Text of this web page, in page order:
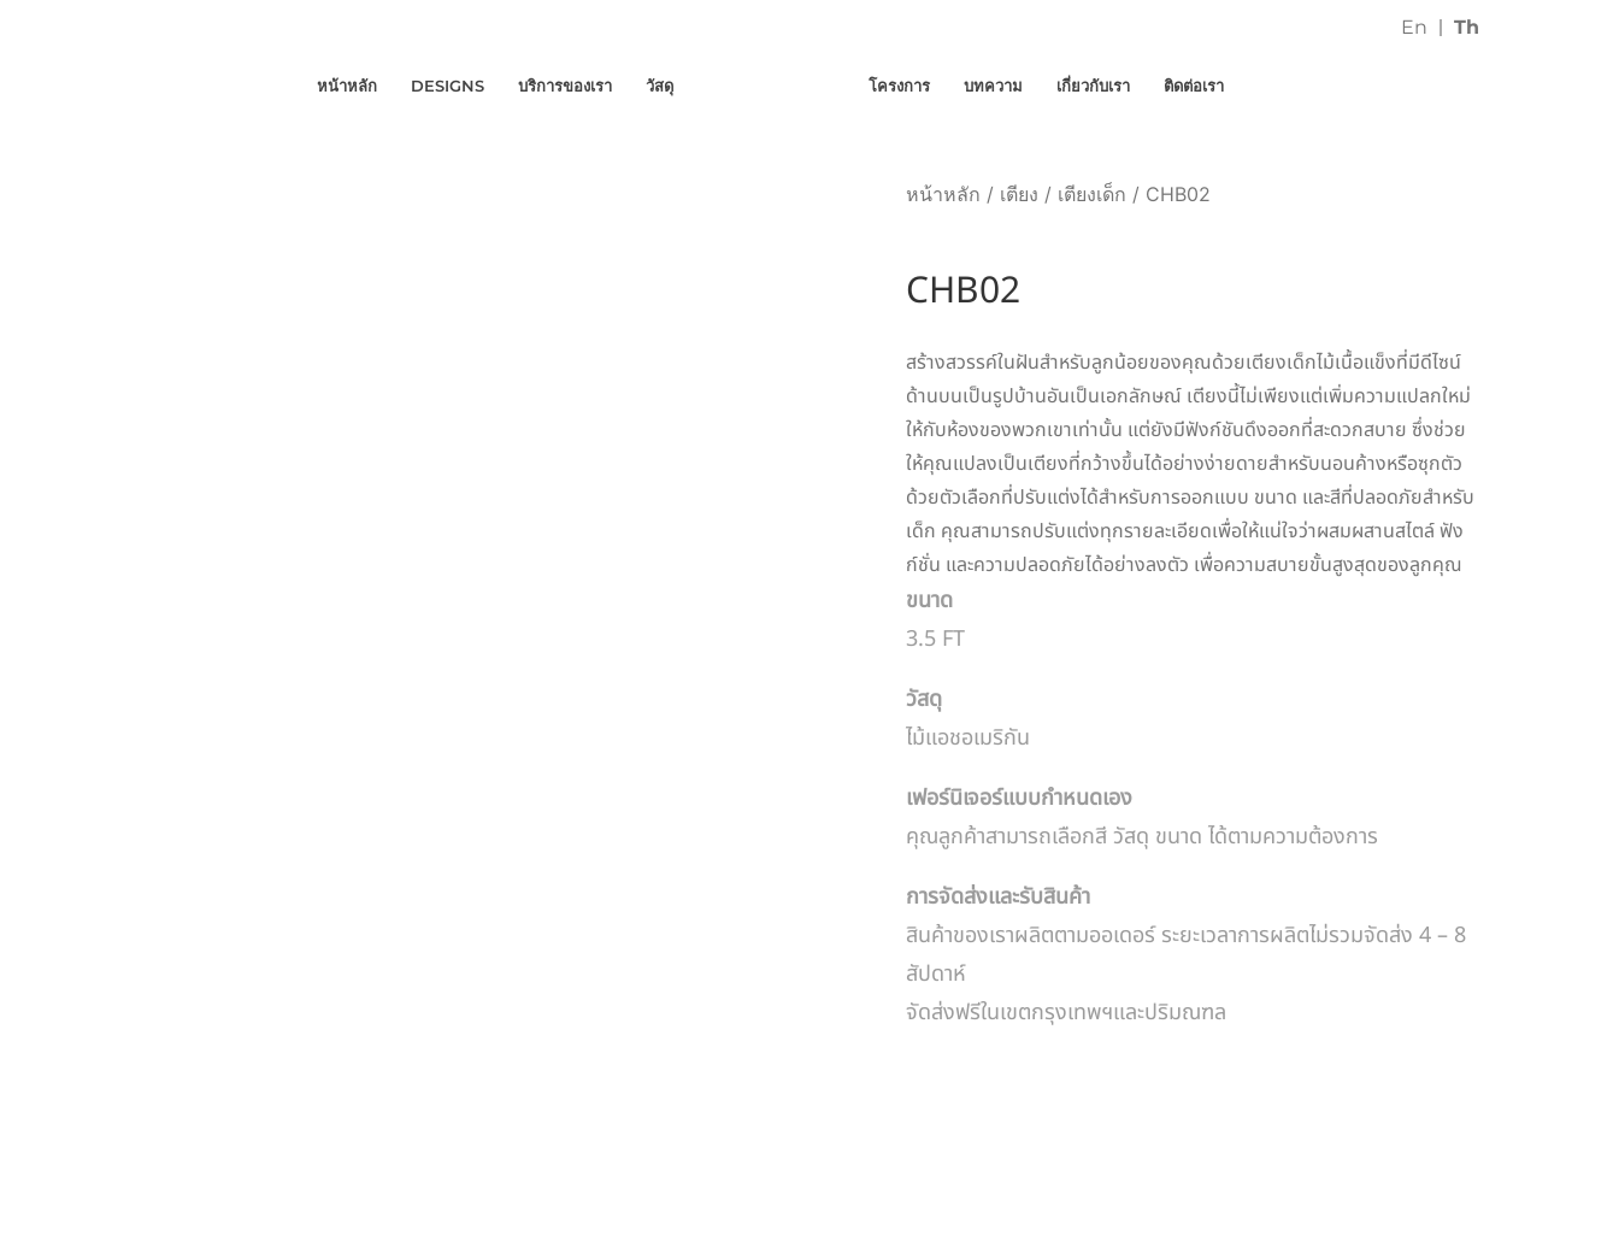
หน้าหลัก DESIGNS บริการของเรา วัสดุ โครงการ บทความ เกี่ยวกับเรา ติดต่อเรา
En Th
หน้าหลัก / เตียง / เตียงเด็ก / CHB02
CHB02
สร้างสวรรค์ในฝันสำหรับลูกน้อยของคุณด้วยเตียงเด็กไม้เนื้อแข็งที่มีดีไซน์
ด้านบนเป็นรูปบ้านอันเป็นเอกลักษณ์ เตียงนี้ไม่เพียงแต่เพิ่มความแปลกใหม่
ให้กับห้องของพวกเขาเท่านั้น แต่ยังมีฟังก์ชันดึงออกที่สะดวกสบาย ซึ่งช่วย
ให้คุณแปลงเป็นเตียงที่กว้างขึ้นได้อย่างง่ายดายสำหรับนอนค้างหรือซุกตัว
ด้วยตัวเลือกที่ปรับแต่งได้สำหรับการออกแบบ ขนาด และสีที่ปลอดภัยสำหรับ
เด็ก คุณสามารถปรับแต่งทุกรายละเอียดเพื่อให้แน่ใจว่าผสมผสานสไตล์ ฟัง
ก์ชั่น และความปลอดภัยได้อย่างลงตัว เพื่อความสบายขั้นสูงสุดของลูกคุณ
ขนาด
3.5 FT
วัสดุ
ไม้แอชอเมริกัน
เฟอร์นิเจอร์แบบกำหนดเอง
คุณลูกค้าสามารถเลือกสี วัสดุ ขนาด ได้ตามความต้องการ
การจัดส่งและรับสินค้า
สินค้าของเราผลิตตามออเดอร์ ระยะเวลาการผลิตไม่รวมจัดส่ง 4 – 8
สัปดาห์
จัดส่งฟรีในเขตกรุงเทพฯและปริมณฑล